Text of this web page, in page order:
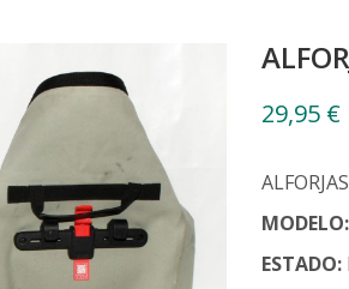
29,95 €
MODELO:
ESTADO: